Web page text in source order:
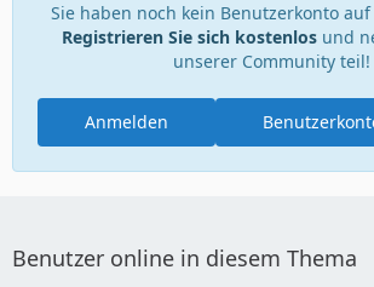
Sie haben noch kein Benutzerkonto
Registrieren Sie sich kostenlosund
unserer Community teil!
Anmelden
Benutzer online in diesem Thema